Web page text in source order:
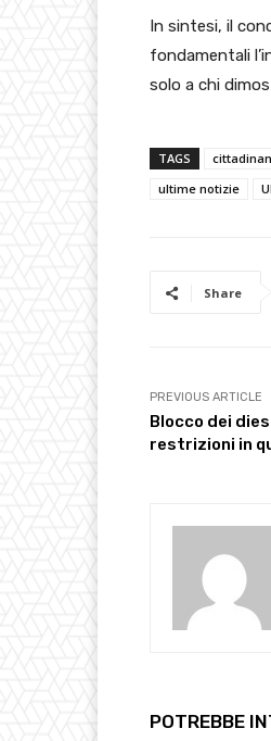
In sintesi, il
fondamentali
solo a chi
TAGS
ultime notizie
Share
PREVIOUS ARTICLE
Blocco dei
restrizioni in
POTREBBE